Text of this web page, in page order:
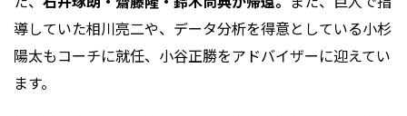
導していた相川亮二や、データ分析を得意としている小杉
陽太もコーチに就任、小谷正勝をアドバイザーに迎えてい
ます。